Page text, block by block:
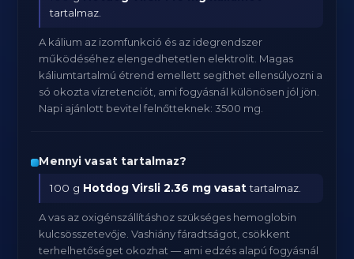
tartalmaz.
A kálium az izomfunkció és az idegrendszer
működéséhez elengedhetetlen elektrolit. Magas
káliumtartalmú étrend emellett segíthet ellensúlyozni a
só okozta vízretenciót, ami fogyásnál különösen jól jön.
Napi ajánlott bevitel felnőtteknek: 3500 mg.
Mennyi vasat tartalmaz?
100 g Hotdog Virsli 2.36 mg vasattartalmaz.
A vas az oxigénszállításhoz szükséges hemoglobin
kulcsösszetevője. Vashiány fáradtságot, csökkent
terhelhetőséget okozhat — ami edzés alapú fogyásnál